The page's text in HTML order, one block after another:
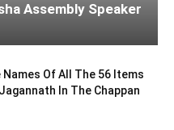
Assembly Speaker
Names Of All The 56 Items
In The Chappan